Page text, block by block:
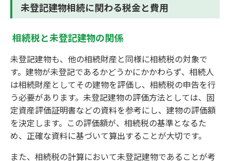
未登記建物相続に関わる税金と費用
相続税と未登記建物の関係
未登記建物も、他の相続財産と同様に相続税の対象で
す。建物が未登記であるかどうかにかかわらず、相続人
は相続財産としてその建物を評価し、相続税の申告を行
う必要があります。未登記建物の評価方法としては、固
定資産評価証明書などの資料を参考にし、建物の評価額
を決定します。この評価額が、相続税の基準となるた
め、正確な資料に基づいて算出することが大切です。
また、相続税の計算において未登記建物であることが考